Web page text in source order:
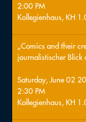
2:00 PM
Kollegienhaus, KH
„Comics and their
journalistischer
Saturday, June 02
2:30 PM
Kollegienhaus, KH